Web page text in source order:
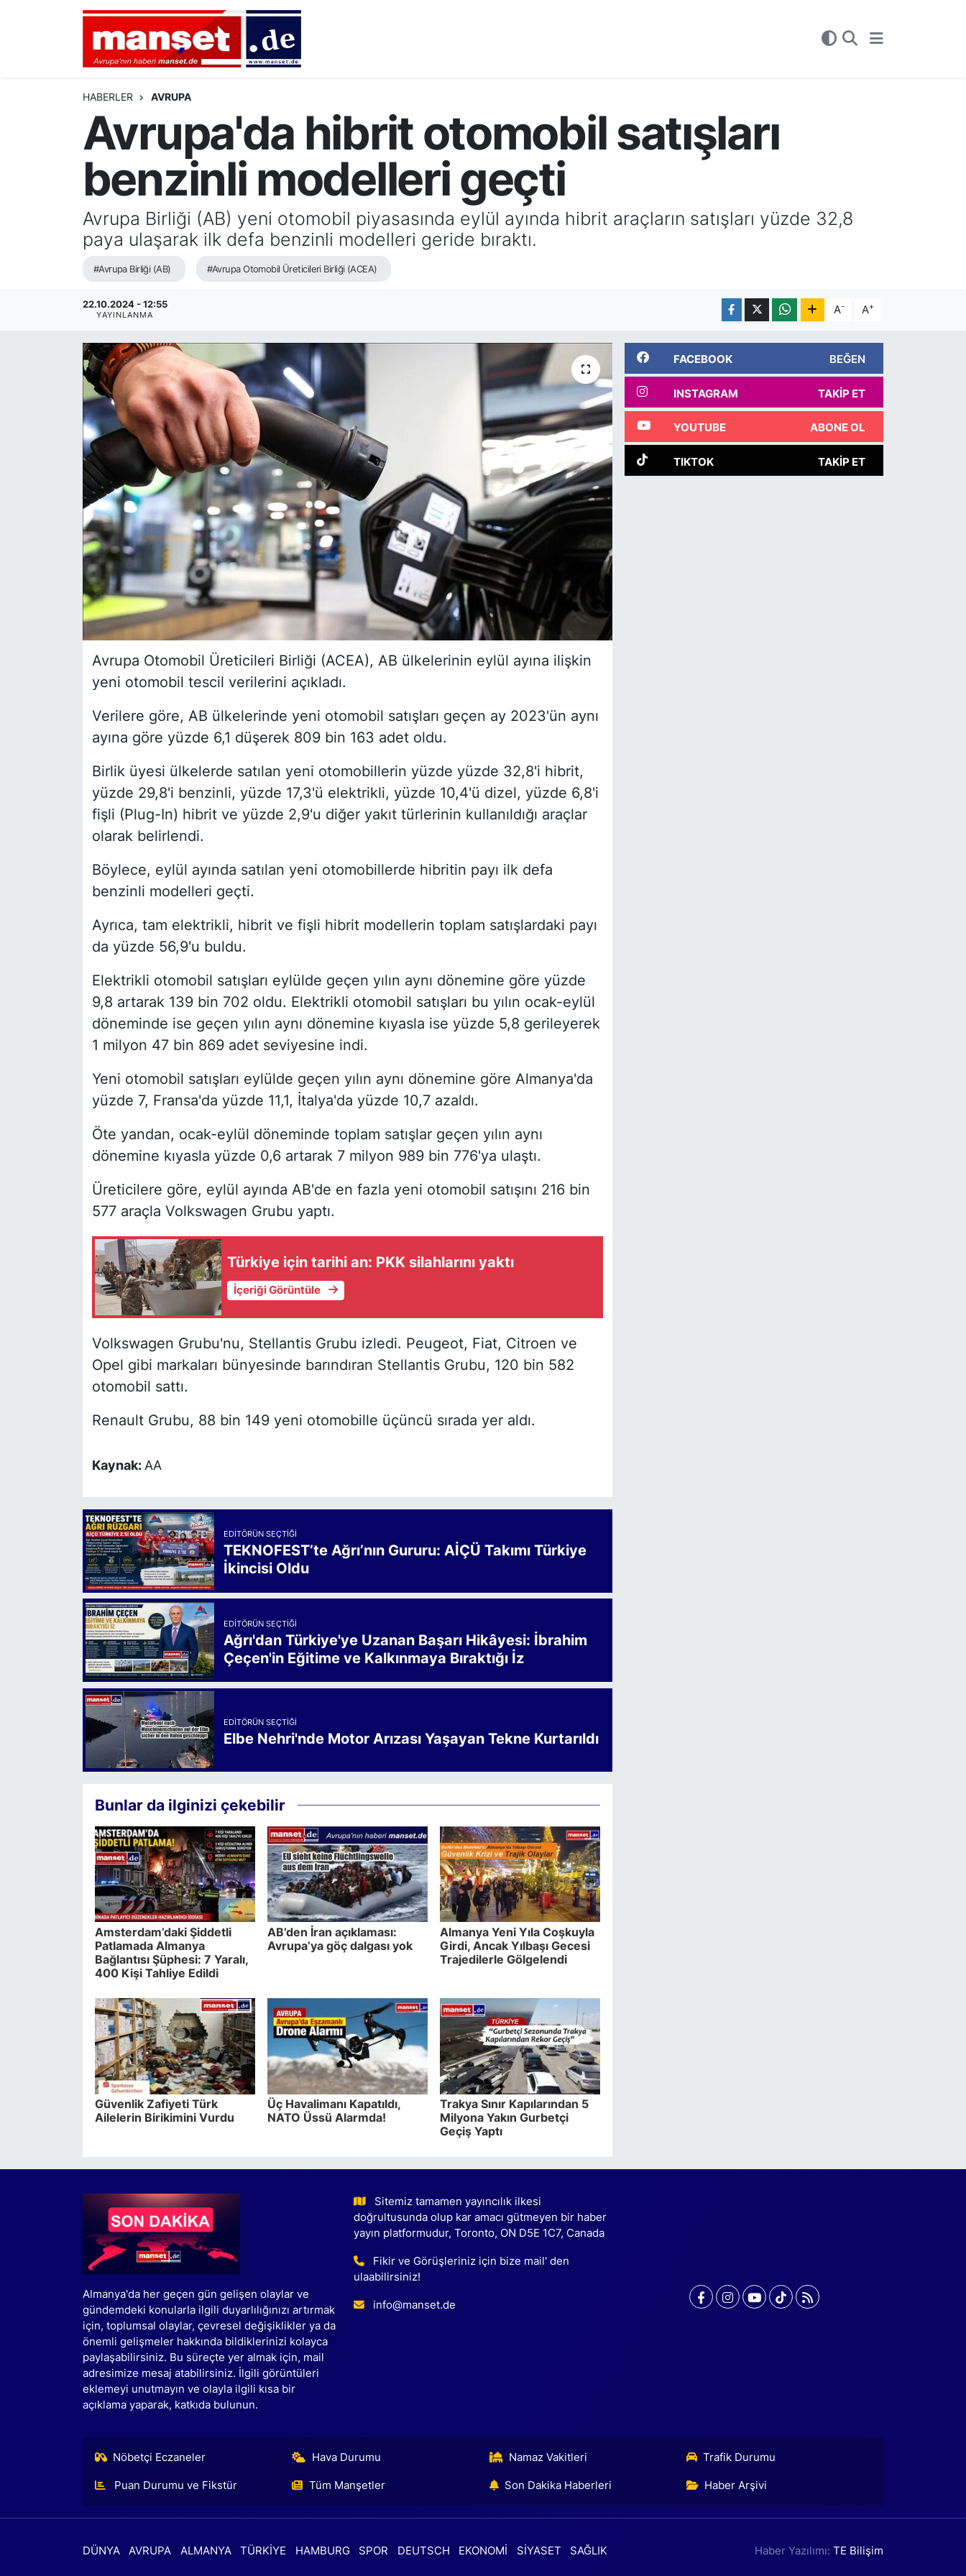
HABERLER AVRUPA
Avrupa'da hibrit otomobil satışları
benzinli modelleri geçti
Avrupa Birliği (AB) yeni otomobil piyasasında eylül ayında hibrit araçların satışları yüzde 32,8
paya ulaşarak ilk defa benzinli modelleri geride bıraktı.
#Avrupa Birliği (AB) #Avrupa Otomobil Üreticileri Birliği (ACEA)
22.10.2024 - 12:55
YAYINLANMA A- A+
Avrupa Otomobil Üreticileri Birliği (ACEA), AB ülkelerinin eylül ayına ilişkin
yeni otomobil tescil verilerini açıkladı.
Verilere göre, AB ülkelerinde yeni otomobil satışları geçen ay 2023'ün aynı
ayına göre yüzde 6,1 düşerek 809 bin 163 adet oldu.
Birlik üyesi ülkelerde satılan yeni otomobillerin yüzde yüzde 32,8'i hibrit,
yüzde 29,8'i benzinli, yüzde 17,3'ü elektrikli, yüzde 10,4'ü dizel, yüzde 6,8'i
fişli (Plug-In) hibrit ve yüzde 2,9'u diğer yakıt türlerinin kullanıldığı araçlar
olarak belirlendi.
Böylece, eylül ayında satılan yeni otomobillerde hibritin payı ilk defa
benzinli modelleri geçti.
Ayrıca, tam elektrikli, hibrit ve fişli hibrit modellerin toplam satışlardaki payı
da yüzde 56,9'u buldu.
Elektrikli otomobil satışları eylülde geçen yılın aynı dönemine göre yüzde
9,8 artarak 139 bin 702 oldu. Elektrikli otomobil satışları bu yılın ocak-eylül
döneminde ise geçen yılın aynı dönemine kıyasla ise yüzde 5,8 gerileyerek
1 milyon 47 bin 869 adet seviyesine indi.
Yeni otomobil satışları eylülde geçen yılın aynı dönemine göre Almanya'da
yüzde 7, Fransa'da yüzde 11,1, İtalya'da yüzde 10,7 azaldı.
Öte yandan, ocak-eylül döneminde toplam satışlar geçen yılın aynı
dönemine kıyasla yüzde 0,6 artarak 7 milyon 989 bin 776'ya ulaştı.
Üreticilere göre, eylül ayında AB'de en fazla yeni otomobil satışını 216 bin
577 araçla Volkswagen Grubu yaptı.
Türkiye için tarihi an: PKK silahlarını yaktı
İçeriği Görüntüle
Volkswagen Grubu'nu, Stellantis Grubu izledi. Peugeot, Fiat, Citroen ve
Opel gibi markaları bünyesinde barındıran Stellantis Grubu, 120 bin 582
otomobil sattı.​​​​​​​
Renault Grubu, 88 bin 149 yeni otomobille üçüncü sırada yer aldı.
Kaynak: AA
EDITÖRÜN SEÇTIĞI
TEKNOFEST’te Ağrı’nın Gururu: AİÇÜ Takımı Türkiye
İkincisi Oldu
EDITÖRÜN SEÇTIĞI
Ağrı'dan Türkiye'ye Uzanan Başarı Hikâyesi: İbrahim
Çeçen'in Eğitime ve Kalkınmaya Bıraktığı İz
EDITÖRÜN SEÇTIĞI
Elbe Nehri'nde Motor Arızası Yaşayan Tekne Kurtarıldı
Bunlar da ilginizi çekebilir
Amsterdam’daki Şiddetli
Patlamada Almanya
Bağlantısı Şüphesi: 7 Yaralı,
400 Kişi Tahliye Edildi
AB’den İran açıklaması:
Avrupa’ya göç dalgası yok
Almanya Yeni Yıla Coşkuyla
Girdi, Ancak Yılbaşı Gecesi
Trajedilerle Gölgelendi
Güvenlik Zafiyeti Türk
Ailelerin Birikimini Vurdu
Üç Havalimanı Kapatıldı,
NATO Üssü Alarmda!
Trakya Sınır Kapılarından 5
Milyona Yakın Gurbetçi
Geçiş Yaptı
FACEBOOK BEĞEN
INSTAGRAM TAKIP ET
YOUTUBE ABONE OL
TIKTOK TAKIP ET
Almanya'da her geçen gün gelişen olaylar ve
gündemdeki konularla ilgili duyarlılığınızı artırmak
için, toplumsal olaylar, çevresel değişiklikler ya da
önemli gelişmeler hakkında bildiklerinizi kolayca
paylaşabilirsiniz. Bu süreçte yer almak için, mail
adresimize mesaj atabilirsiniz. İlgili görüntüleri
eklemeyi unutmayın ve olayla ilgili kısa bir
açıklama yaparak, katkıda bulunun.
Sitemiz tamamen yayıncılık ilkesi
doğrultusunda olup kar amacı gütmeyen bir haber
yayın platformudur, Toronto, ON D5E 1C7, Canada
Fikir ve Görüşleriniz için bize mail' den
ulaabilirsiniz!
info@manset.de
Nöbetçi Eczaneler Hava Durumu Namaz Vakitleri Trafik Durumu
Puan Durumu ve Fikstür Tüm Manşetler Son Dakika Haberleri Haber Arşivi
DÜNYA AVRUPA ALMANYA TÜRKİYE HAMBURG SPOR DEUTSCH EKONOMİ SİYASET SAĞLIK Haber Yazılımı:TE Bilişim
AVRUPA
ALMANYA
TÜRKİYE
DEUTSCH
EKONOMİ
SİYASET
SAĞLIK
Nöbetçi Eczaneler
Hava Durumu
Namaz Vakitleri
Trafik Durumu
Tüm Manşetler
Son Dakika Haberleri
Haber Arşivi